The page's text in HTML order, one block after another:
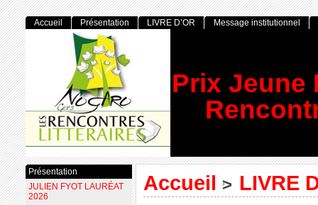
Prix Jeune
Accueil > LIVRE
Accueil Présentation LIVRE D’OR Message institutionnel
Présentation
JULIEN FYOT LAURÉAT
2026